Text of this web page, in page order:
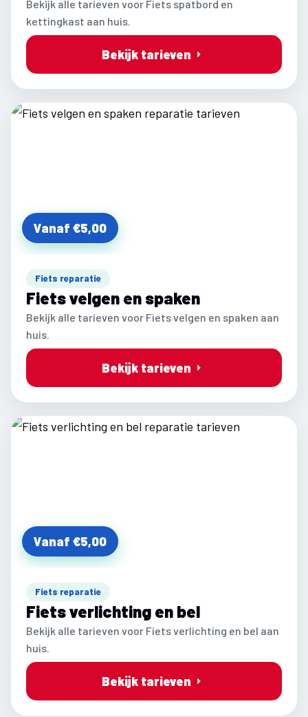
Bekijk alle tarieven voor Fiets spatbord en
kettingkast aan huis.
Bekijk tarieven
Vanaf €5,00
Fiets reparatie
Fiets velgen en spaken
Bekijk alle tarieven voor Fiets velgen en spaken aan
huis.
Bekijk tarieven
Vanaf €5,00
Fiets reparatie
Fiets verlichting en bel
Bekijk alle tarieven voor Fiets verlichting en bel aan
huis.
Bekijk tarieven